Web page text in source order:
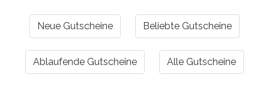
Neue Gutscheine Beliebte Gutscheine
Ablaufende Gutscheine Alle Gutscheine